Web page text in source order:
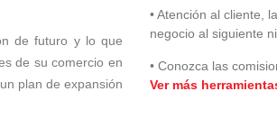
de futuro y lo que
de su comercio en
plan de expansión
• Atención al cliente,
negocio al siguiente
• Conozca las
Ver más